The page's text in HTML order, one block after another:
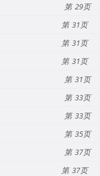
29
31
31
31
31
33
33
35
37
37